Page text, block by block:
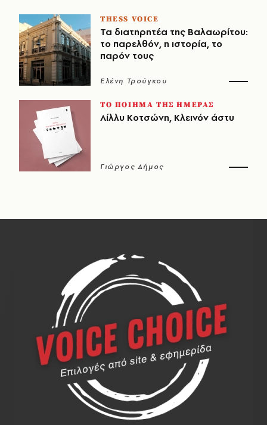
THESS VOICE
Τα διατηρητέα της Βαλαωρίτου:
το παρελθόν, η ιστορία, το
παρόν τους
Ελένη Τρούγκου
ΤΟ ΠΟΙΗΜΑ ΤΗΣ ΗΜΕΡΑΣ
Λίλλυ Κοτσώνη, Κλεινόν άστυ
Γιώργος Δήμος